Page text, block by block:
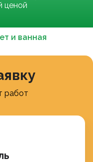
ценой
и ванная
работ